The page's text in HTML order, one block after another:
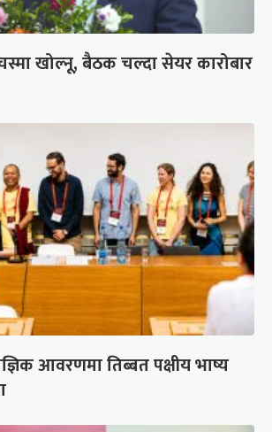
खोल्नू, बैठक चल्दा सेयर कारोबार
आवरणमा तिब्बत पक्षीय भाष्य